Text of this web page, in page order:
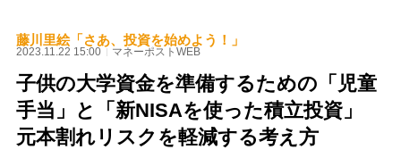
藤川里絵「さあ、投資を始めよう！」
2023.11.22 15:00 マネーポストWEB
子供の大学資金を準備するための「児童
手当」と「新NISAを使った積立投資」
元本割れリスクを軽減する考え方